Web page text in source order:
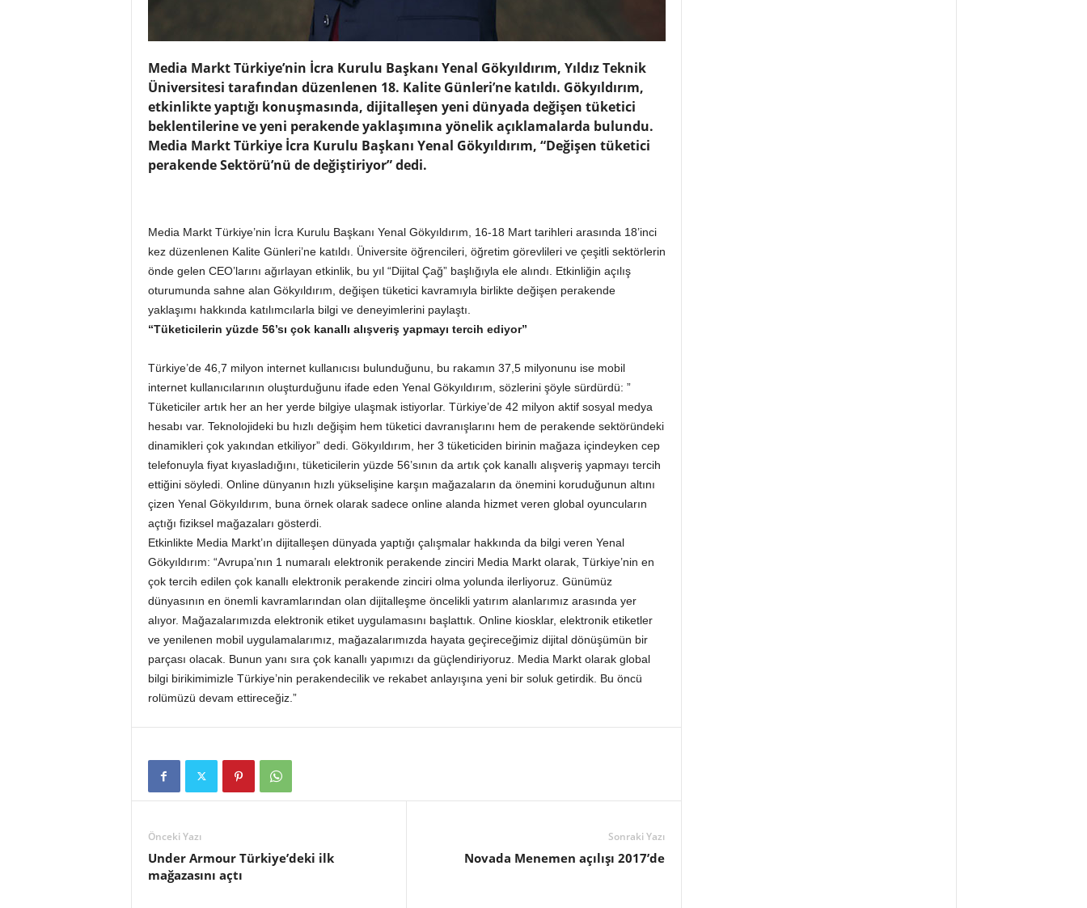
Media Markt Türkiye’nin İcra Kurulu Başkanı Yenal Gökyıldırım, Yıldız Teknik
Üniversitesi tarafından düzenlenen 18. Kalite Günleri’ne katıldı. Gökyıldırım,
etkinlikte yaptığı konuşmasında, dijitalleşen yeni dünyada değişen tüketici
beklentilerine ve yeni perakende yaklaşımına yönelik açıklamalarda bulundu.
Media Markt Türkiye İcra Kurulu Başkanı Yenal Gökyıldırım, “Değişen tüketici
perakende Sektörü’nü de değiştiriyor” dedi.
Media Markt Türkiye’nin İcra Kurulu Başkanı Yenal Gökyıldırım, 16-18 Mart tarihleri arasında 18’inci
kez düzenlenen Kalite Günleri’ne katıldı. Üniversite öğrencileri, öğretim görevlileri ve çeşitli sektörlerin
önde gelen CEO’larını ağırlayan etkinlik, bu yıl “Dijital Çağ” başlığıyla ele alındı. Etkinliğin açılış
oturumunda sahne alan Gökyıldırım, değişen tüketici kavramıyla birlikte değişen perakende
yaklaşımı hakkında katılımcılarla bilgi ve deneyimlerini paylaştı.
“Tüketicilerin yüzde 56’sı çok kanallı alışveriş yapmayı tercih ediyor”
Türkiye’de 46,7 milyon internet kullanıcısı bulunduğunu, bu rakamın 37,5 milyonunu ise mobil
internet kullanıcılarının oluşturduğunu ifade eden Yenal Gökyıldırım, sözlerini şöyle sürdürdü: ”
Tüketiciler artık her an her yerde bilgiye ulaşmak istiyorlar. Türkiye’de 42 milyon aktif sosyal medya
hesabı var. Teknolojideki bu hızlı değişim hem tüketici davranışlarını hem de perakende sektöründeki
dinamikleri çok yakından etkiliyor” dedi. Gökyıldırım, her 3 tüketiciden birinin mağaza içindeyken cep
telefonuyla fiyat kıyasladığını, tüketicilerin yüzde 56’sının da artık çok kanallı alışveriş yapmayı tercih
ettiğini söyledi. Online dünyanın hızlı yükselişine karşın mağazaların da önemini koruduğunun altını
çizen Yenal Gökyıldırım, buna örnek olarak sadece online alanda hizmet veren global oyuncuların
açtığı fiziksel mağazaları gösterdi.
Etkinlikte Media Markt’ın dijitalleşen dünyada yaptığı çalışmalar hakkında da bilgi veren Yenal
Gökyıldırım: “Avrupa’nın 1 numaralı elektronik perakende zinciri Media Markt olarak, Türkiye’nin en
çok tercih edilen çok kanallı elektronik perakende zinciri olma yolunda ilerliyoruz. Günümüz
dünyasının en önemli kavramlarından olan dijitalleşme öncelikli yatırım alanlarımız arasında yer
alıyor. Mağazalarımızda elektronik etiket uygulamasını başlattık. Online kiosklar, elektronik etiketler
ve yenilenen mobil uygulamalarımız, mağazalarımızda hayata geçireceğimiz dijital dönüşümün bir
parçası olacak. Bunun yanı sıra çok kanallı yapımızı da güçlendiriyoruz. Media Markt olarak global
bilgi birikimimizle Türkiye’nin perakendecilik ve rekabet anlayışına yeni bir soluk getirdik. Bu öncü
rolümüzü devam ettireceğiz.”
Önceki Yazı
Under Armour Türkiye’deki ilk
mağazasını açtı
Sonraki Yazı
Novada Menemen açılışı 2017’de